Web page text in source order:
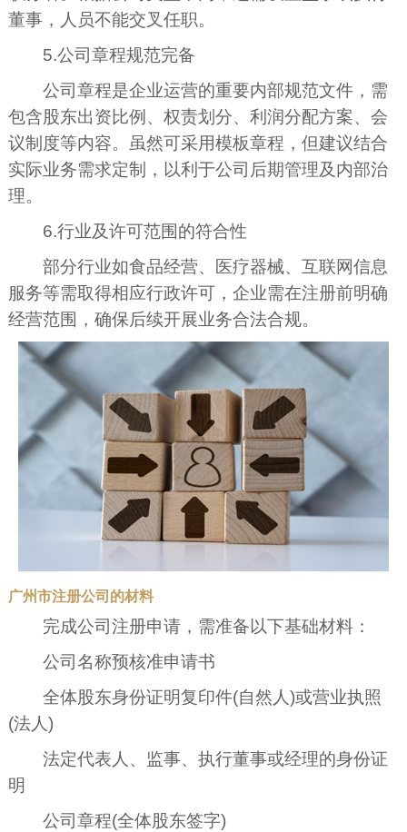
董事，人员不能交叉任职。
5.公司章程规范完备
公司章程是企业运营的重要内部规范文件，需
包含股东出资比例、权责划分、利润分配方案、会
议制度等内容。虽然可采用模板章程，但建议结合
实际业务需求定制，以利于公司后期管理及内部治
理。
6.行业及许可范围的符合性
部分行业如食品经营、医疗器械、互联网信息
服务等需取得相应行政许可，企业需在注册前明确
经营范围，确保后续开展业务合法合规。
广州市注册公司的材料
完成公司注册申请，需准备以下基础材料：
公司名称预核准申请书
全体股东身份证明复印件(自然人)或营业执照
(法人)
法定代表人、监事、执行董事或经理的身份证
明
公司章程(全体股东签字)